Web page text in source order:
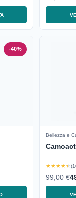
-40%
Bellezza e
★★★★★
99,00 €